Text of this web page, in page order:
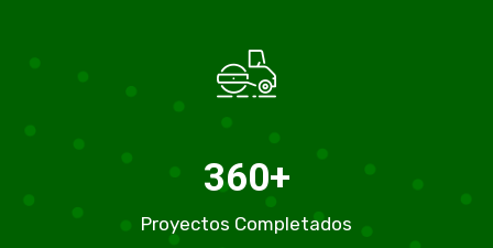
360+
Proyectos Completados